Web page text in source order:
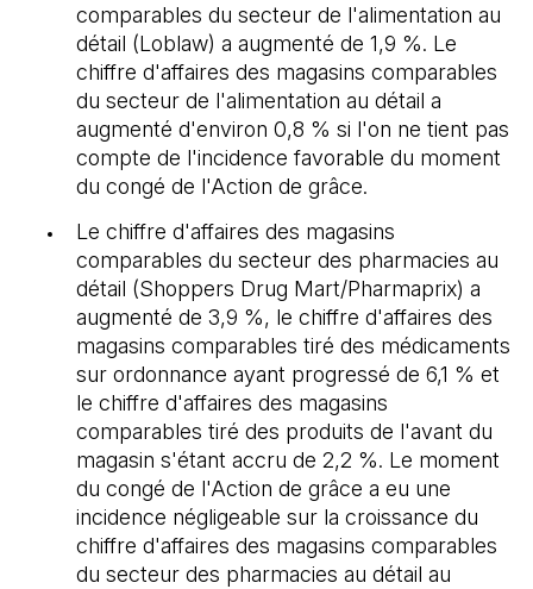
comparables du secteur de l'alimentation au
détail (Loblaw) a augmenté de 1,9 %. Le
chiffre d'affaires des magasins comparables
du secteur de l'alimentation au détail a
augmenté d'environ 0,8 % si l'on ne tient pas
compte de l'incidence favorable du moment
du congé de l'Action de grâce.
Le chiffre d'affaires des magasins
comparables du secteur des pharmacies au
détail (Shoppers Drug Mart/Pharmaprix) a
augmenté de 3,9 %, le chiffre d'affaires des
magasins comparables tiré des médicaments
sur ordonnance ayant progressé de 6,1 % et
le chiffre d'affaires des magasins
comparables tiré des produits de l'avant du
magasin s'étant accru de 2,2 %. Le moment
du congé de l'Action de grâce a eu une
incidence négligeable sur la croissance du
chiffre d'affaires des magasins comparables
du secteur des pharmacies au détail au